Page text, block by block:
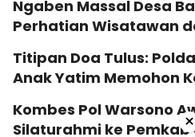
Ngaben Massal Desa
Perhatian Wisatawan
Titipan Doa Tulus:
Anak Yatim Memohon
Kombes Pol Warsono
Silaturahmi ke Pemkab×